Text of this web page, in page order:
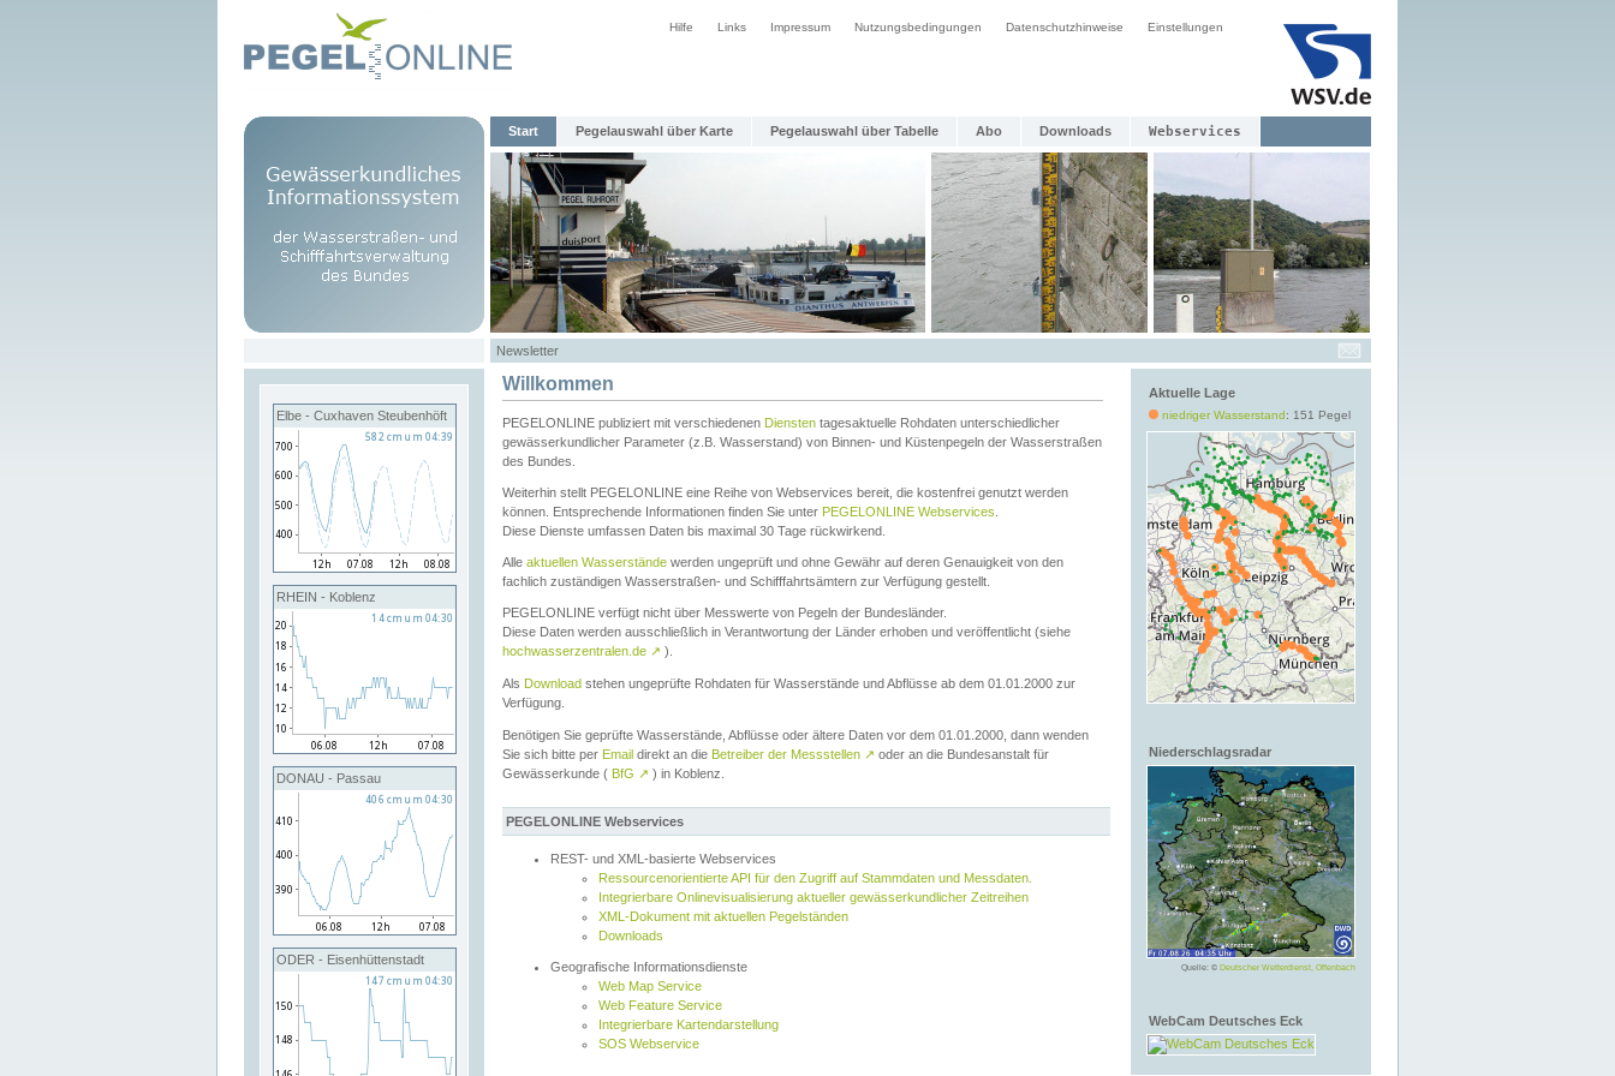
Hilfe Links Impressum Nutzungsbedingungen Datenschutzhinweise Einstellungen
Start Pegelauswahl über Karte Pegelauswahl über Tabelle Abo Downloads Webservices
Newsletter
Elbe - Cuxhaven Steubenhöft
RHEIN - Koblenz
DONAU - Passau
ODER - Eisenhüttenstadt
Aktuelle Lage
niedriger Wasserstand: 151 Pegel
Niederschlagsradar
Quelle: © Deutscher Wetterdienst, Offenbach
WebCam Deutsches Eck
Willkommen
PEGELONLINE publiziert mit verschiedenen Diensten tagesaktuelle Rohdaten unterschiedlicher
gewässerkundlicher Parameter (z.B. Wasserstand) von Binnen- und Küstenpegeln der Wasserstraßen
des Bundes.
Weiterhin stellt PEGELONLINE eine Reihe von Webservices bereit, die kostenfrei genutzt werden
können. Entsprechende Informationen finden Sie unter PEGELONLINE Webservices
Diese Dienste umfassen Daten bis maximal 30 Tage rückwirkend.
Alle aktuellen Wasserstände werden ungeprüft und ohne Gewähr auf deren Genauigkeit von den
fachlich zuständigen Wasserstraßen- und Schifffahrtsämtern zur Verfügung gestellt.
PEGELONLINE verfügt nicht über Messwerte von Pegeln der Bundesländer.
Diese Daten werden ausschließlich in Verantwortung der Länder erhoben und veröffentlicht (siehe
hochwasserzentralen.de ↗ ).
Als Download stehen ungeprüfte Rohdaten für Wasserstände und Abflüsse ab dem 01.01.2000 zur
Verfügung.
Benötigen Sie geprüfte Wasserstände, Abflüsse oder ältere Daten vor dem 01.01.2000, dann wenden
Sie sich bitte per Email direkt an die Betreiber der Messstellen ↗ oder an die Bundesanstalt für
Gewässerkunde ( BfG ↗ ) in Koblenz.
PEGELONLINE Webservices
REST- und XML-basierte Webservices
Ressourcenorientierte API für den Zugriff auf Stammdaten und Messdaten.
Integrierbare Onlinevisualisierung aktueller gewässerkundlicher Zeitreihen
XML-Dokument mit aktuellen Pegelständen
Downloads
Geografische Informationsdienste
Web Map Service
Web Feature Service
Integrierbare Kartendarstellung
SOS Webservice